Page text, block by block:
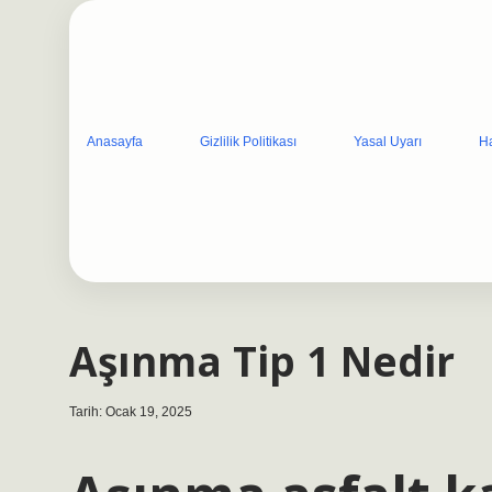
Anasayfa Gizlilik Politikası Yasal Uyarı
Aşınma Tip 1 Nedir
Tarih: Ocak 19, 2025